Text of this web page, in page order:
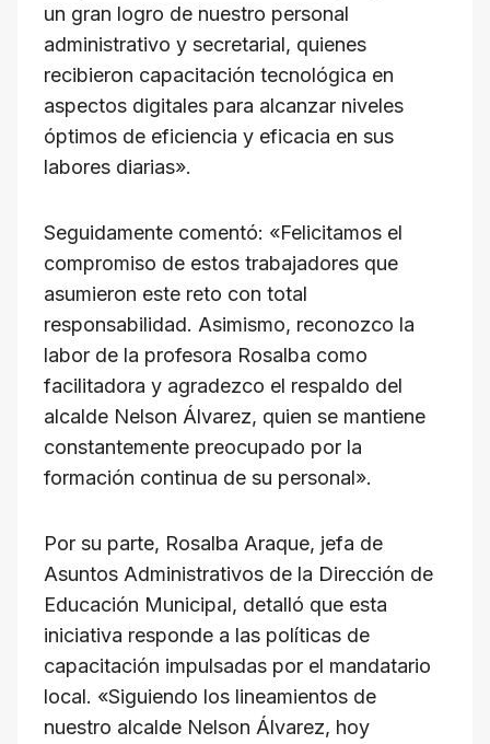
un gran logro de nuestro personal
administrativo y secretarial, quienes
recibieron capacitación tecnológica en
aspectos digitales para alcanzar niveles
óptimos de eficiencia y eficacia en sus
labores diarias».
Seguidamente comentó: «Felicitamos el
compromiso de estos trabajadores que
asumieron este reto con total
responsabilidad. Asimismo, reconozco la
labor de la profesora Rosalba como
facilitadora y agradezco el respaldo del
alcalde Nelson Álvarez, quien se mantiene
constantemente preocupado por la
formación continua de su personal».
Por su parte, Rosalba Araque, jefa de
Asuntos Administrativos de la Dirección de
Educación Municipal, detalló que esta
iniciativa responde a las políticas de
capacitación impulsadas por el mandatario
local. «Siguiendo los lineamientos de
nuestro alcalde Nelson Álvarez, hoy